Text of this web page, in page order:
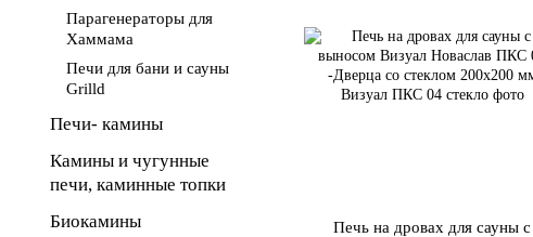
Печь на дровах для сауны с
Парагенераторы для
Хаммама
Печи для бани и сауны
Grilld
Печи- камины
Камины и чугунные
печи, каминные топки
Биокамины